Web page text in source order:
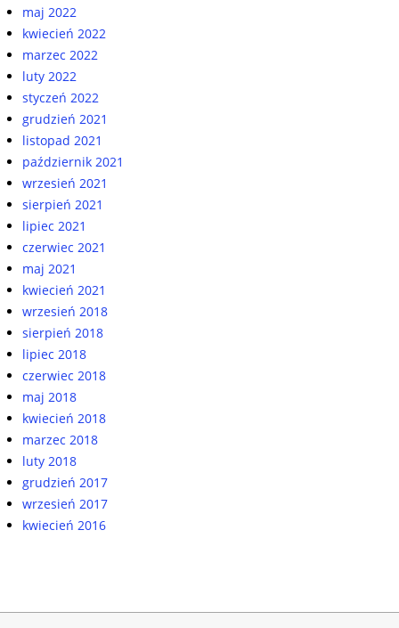
maj 2022
kwiecień 2022
marzec 2022
luty 2022
styczeń 2022
grudzień 2021
listopad 2021
październik 2021
wrzesień 2021
sierpień 2021
lipiec 2021
czerwiec 2021
maj 2021
kwiecień 2021
wrzesień 2018
sierpień 2018
lipiec 2018
czerwiec 2018
maj 2018
kwiecień 2018
marzec 2018
luty 2018
grudzień 2017
wrzesień 2017
kwiecień 2016